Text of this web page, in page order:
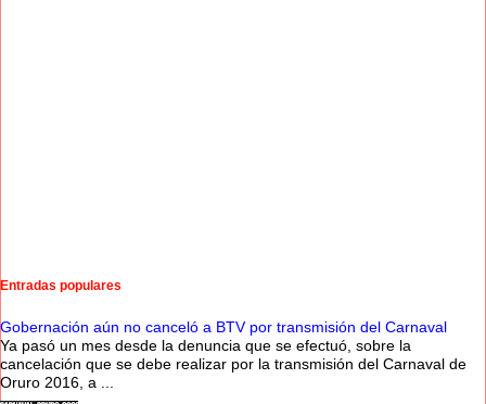
Entradas populares
Gobernación aún no canceló a BTV por transmisión del Carnaval
Ya pasó un mes desde la denuncia que se efectuó, sobre la
cancelación que se debe realizar por la transmisión del Carnaval de
Oruro 2016, a ...